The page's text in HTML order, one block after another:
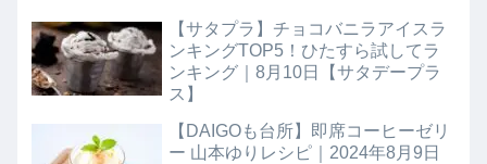
【サタプラ】チョコバニラアイスラ
ンキングTOP5！ひたすら試してラ
ンキング｜8月10日【サタデープラ
ス】
【DAIGOも台所】即席コーヒーゼリ
ー 山本ゆりレシピ｜2024年8月9日